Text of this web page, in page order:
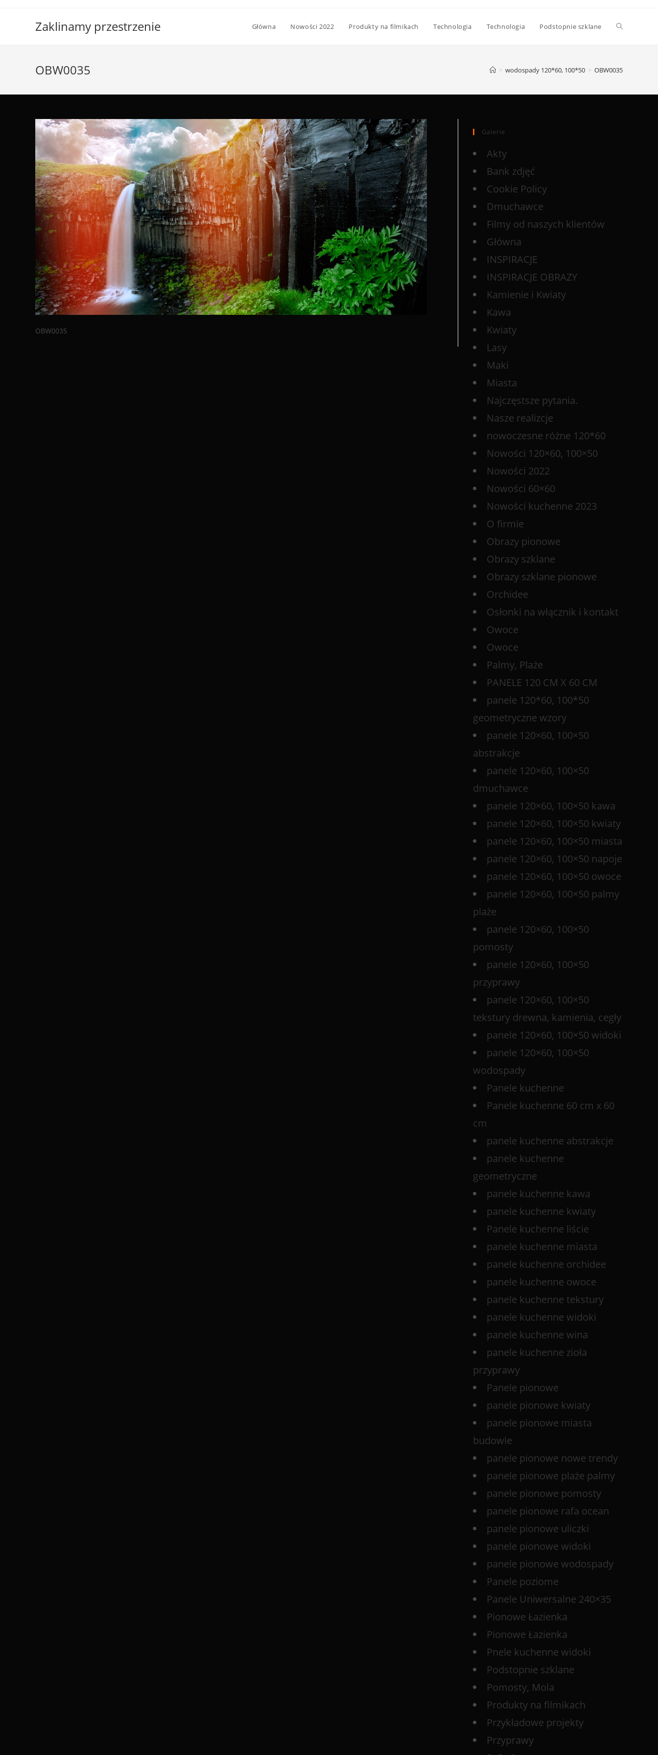
Zaklinamy przestrzenie Główna Nowości 2022 Produkty na filmikach Technologia Technologia Podstopnie szklane
OBW0035 > wodospady 120*60, 100*50 > OBW0035
OBW0035
Galerie
Akty
Bank zdjęć
Cookie Policy
Dmuchawce
Filmy od naszych klientów
Główna
INSPIRACJE
INSPIRACJE OBRAZY
Kamienie i Kwiaty
Kawa
Kwiaty
Lasy
Maki
Miasta
Najczęstsze pytania.
Nasze realizcje
nowoczesne różne 120*60
Nowości 120×60, 100×50
Nowości 2022
Nowości 60×60
Nowości kuchenne 2023
O firmie
Obrazy pionowe
Obrazy szklane
Obrazy szklane pionowe
Orchidee
Osłonki na włącznik i kontakt
Owoce
Owoce
Palmy, Plaże
PANELE 120 CM X 60 CM
panele 120*60, 100*50
geometryczne wzory
panele 120×60, 100×50
abstrakcje
panele 120×60, 100×50
dmuchawce
panele 120×60, 100×50 kawa
panele 120×60, 100×50 kwiaty
panele 120×60, 100×50 miasta
panele 120×60, 100×50 napoje
panele 120×60, 100×50 owoce
panele 120×60, 100×50 palmy
plaże
panele 120×60, 100×50
pomosty
panele 120×60, 100×50
przyprawy
panele 120×60, 100×50
tekstury drewna, kamienia, cegły
panele 120×60, 100×50 widoki
panele 120×60, 100×50
wodospady
Panele kuchenne
Panele kuchenne 60 cm x 60
cm
panele kuchenne abstrakcje
panele kuchenne
geometryczne
panele kuchenne kawa
panele kuchenne kwiaty
Panele kuchenne liście
panele kuchenne miasta
panele kuchenne orchidee
panele kuchenne owoce
panele kuchenne tekstury
panele kuchenne widoki
panele kuchenne wina
panele kuchenne zioła
przyprawy
Panele pionowe
panele pionowe kwiaty
panele pionowe miasta
budowle
panele pionowe nowe trendy
panele pionowe plaże palmy
panele pionowe pomosty
panele pionowe rafa ocean
panele pionowe uliczki
panele pionowe widoki
panele pionowe wodospady
Panele poziome
Panele Uniwersalne 240×35
Pionowe Łazienka
Pionowe Łazienka
Pnele kuchenne widoki
Podstopnie szklane
Pomosty, Mola
Produkty na filmikach
Przykładowe projekty
Przyprawy